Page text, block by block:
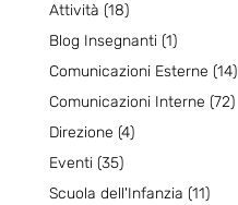
Attività (18)
Blog Insegnanti(1)
Comunicazioni Esterne (14)
Comunicazioni Interne (72)
Direzione (4)
Eventi(35)
Scuola dell'Infanzia (11)